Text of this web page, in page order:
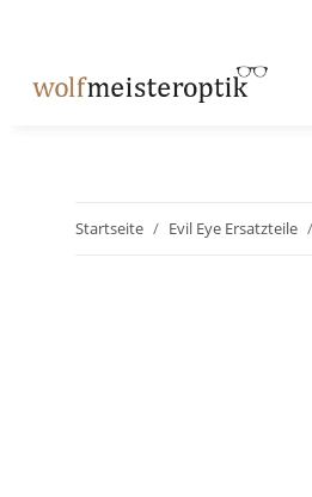
Startseite Evil Eye Ersatzteile